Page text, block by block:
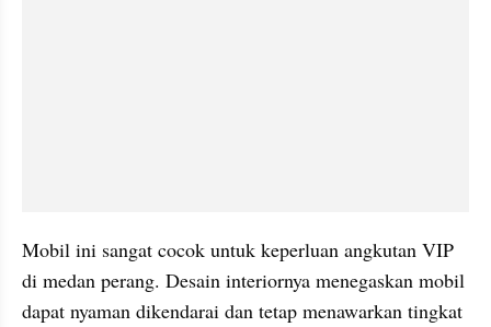
Mobil ini sangat cocok untuk keperluan angkutan VIP
di medan perang. Desain interiornya menegaskan mobil
dapat nyaman dikendarai dan tetap menawarkan tingkat